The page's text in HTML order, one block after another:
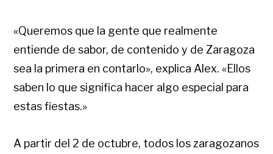
«Queremos que la gente que realmente
entiende de sabor, de contenido y de Zaragoza
sea la primera en contarlo», explica Alex. «Ellos
saben lo que significa hacer algo especial para
estas fiestas.»
A partir del 2 de octubre, todos los zaragozanos